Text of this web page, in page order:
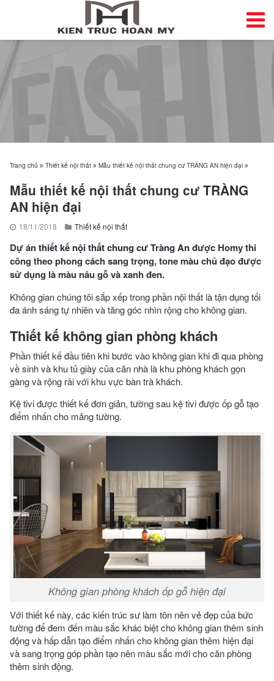
Trang chủ Thiết kế nội thất Mẫu thiết kế nội thất chung cư TRÀNG AN hiện đại
Mẫu thiết kế nội thất chung cư TRÀNG
AN hiện đại
18/11/2018 Thiết kế nội thất
Dự ánthiết kế nội thất chung cư Tràng Anđược Homy thi
công theo phong cách sang trọng, tone màu chủ đạo được
sử dụng là màu nâu gỗ và xanh đen.
Không gian chúng tôi sắp xếp trong phần nội thất là tận dụng tối
đa ánh sáng tự nhiên và tăng góc nhìn rộng cho không gian.
Thiết kế không gian phòng khách
Phần thiết kế đầu tiên khi bước vào không gian khi đi qua phòng
về sinh và khu tủ giày của căn nhà là khu phòng khách gọn
gàng và rộng rãi với khu vực bàn trà khách.
Kệ tivi được thiết kế đơn giản, tường sau kệ tivi được ốp gỗ tạo
điểm nhấn cho mảng tường.
Không gian phòng khách ốp gỗ hiện đại
Với thiết kế này, các kiến trúc sư làm tôn nên vẻ đẹp của bức
tường để đem đến màu sắc khác biệt cho không gian thêm sinh
động và hấp dẫn tạo điểm nhấn cho không gian thêm hiện đại
và sang trọng góp phần tạo nên màu sắc mới cho căn phòng
thêm sinh động.